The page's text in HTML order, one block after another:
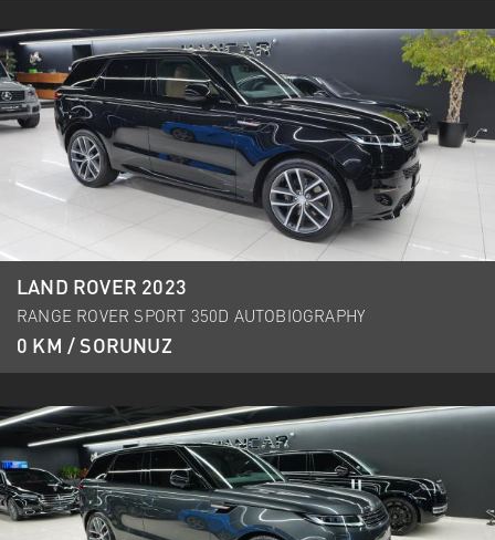
LAND ROVER 2023
RANGE ROVER SPORT 350D AUTOBIOGRAPHY
0 KM / SORUNUZ